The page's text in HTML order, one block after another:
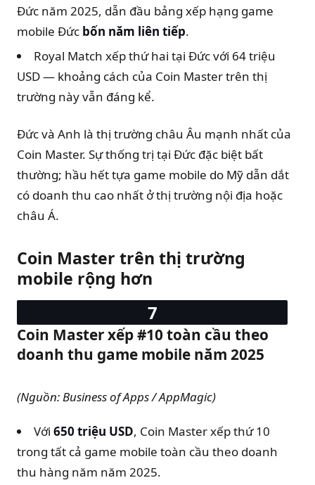
Đức năm 2025, dẫn đầu bảng xếp hạng game
mobile Đức bốn năm liên tiếp.
Royal Match xếp thứ hai tại Đức với 64 triệu
USD — khoảng cách của Coin Master trên thị
trường này vẫn đáng kể.
Đức và Anh là thị trường châu Âu mạnh nhất của
Coin Master. Sự thống trị tại Đức đặc biệt bất
thường; hầu hết tựa game mobile do Mỹ dẫn dắt
có doanh thu cao nhất ở thị trường nội địa hoặc
châu Á.
Coin Master trên thị trường
mobile rộng hơn
Coin Master xếp #10 toàn cầu theo
doanh thu game mobile năm 2025
(Nguồn: Business of Apps / AppMagic)
Với 650 triệu USD, Coin Master xếp thứ 10
trong tất cả game mobile toàn cầu theo doanh
thu hàng năm năm 2025.